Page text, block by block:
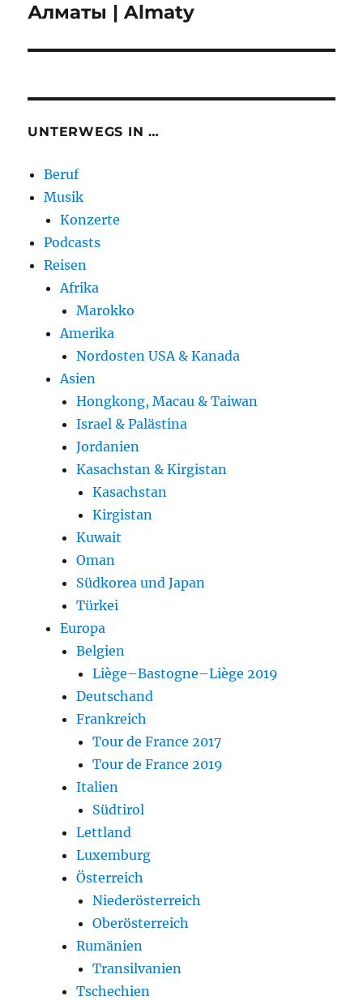
Алматы | Almaty
UNTERWEGS IN …
Beruf
Musik
Konzerte
Podcasts
Reisen
Afrika
Marokko
Amerika
Nordosten USA & Kanada
Asien
Hongkong, Macau & Taiwan
Israel & Palästina
Jordanien
Kasachstan & Kirgistan
Kasachstan
Kirgistan
Kuwait
Oman
Südkorea und Japan
Türkei
Europa
Belgien
Liège–Bastogne–Liège 2019
Deutschand
Frankreich
Tour de France 2017
Tour de France 2019
Italien
Südtirol
Lettland
Luxemburg
Österreich
Niederösterreich
Oberösterreich
Rumänien
Transilvanien
Tschechien